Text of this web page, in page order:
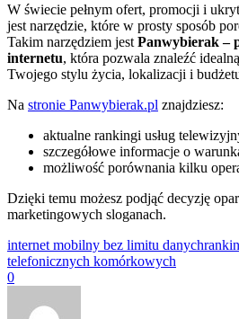
W świecie pełnym ofert, promocji i
jest narzędzie, które w prosty sposób
Takim narzędziem jest Panwybierak –
internetu, która pozwala znaleźć
Twojego stylu życia, lokalizacji i
Na stronie Panwybierak.pl znajdziesz:
aktualne rankingi usług
szczegółowe informacje o
możliwość porównania kilku
Dzięki temu możesz podjąć decyzję
marketingowych sloganach.
internet mobilny bez limitu danych
telefonicznych komórkowych
0